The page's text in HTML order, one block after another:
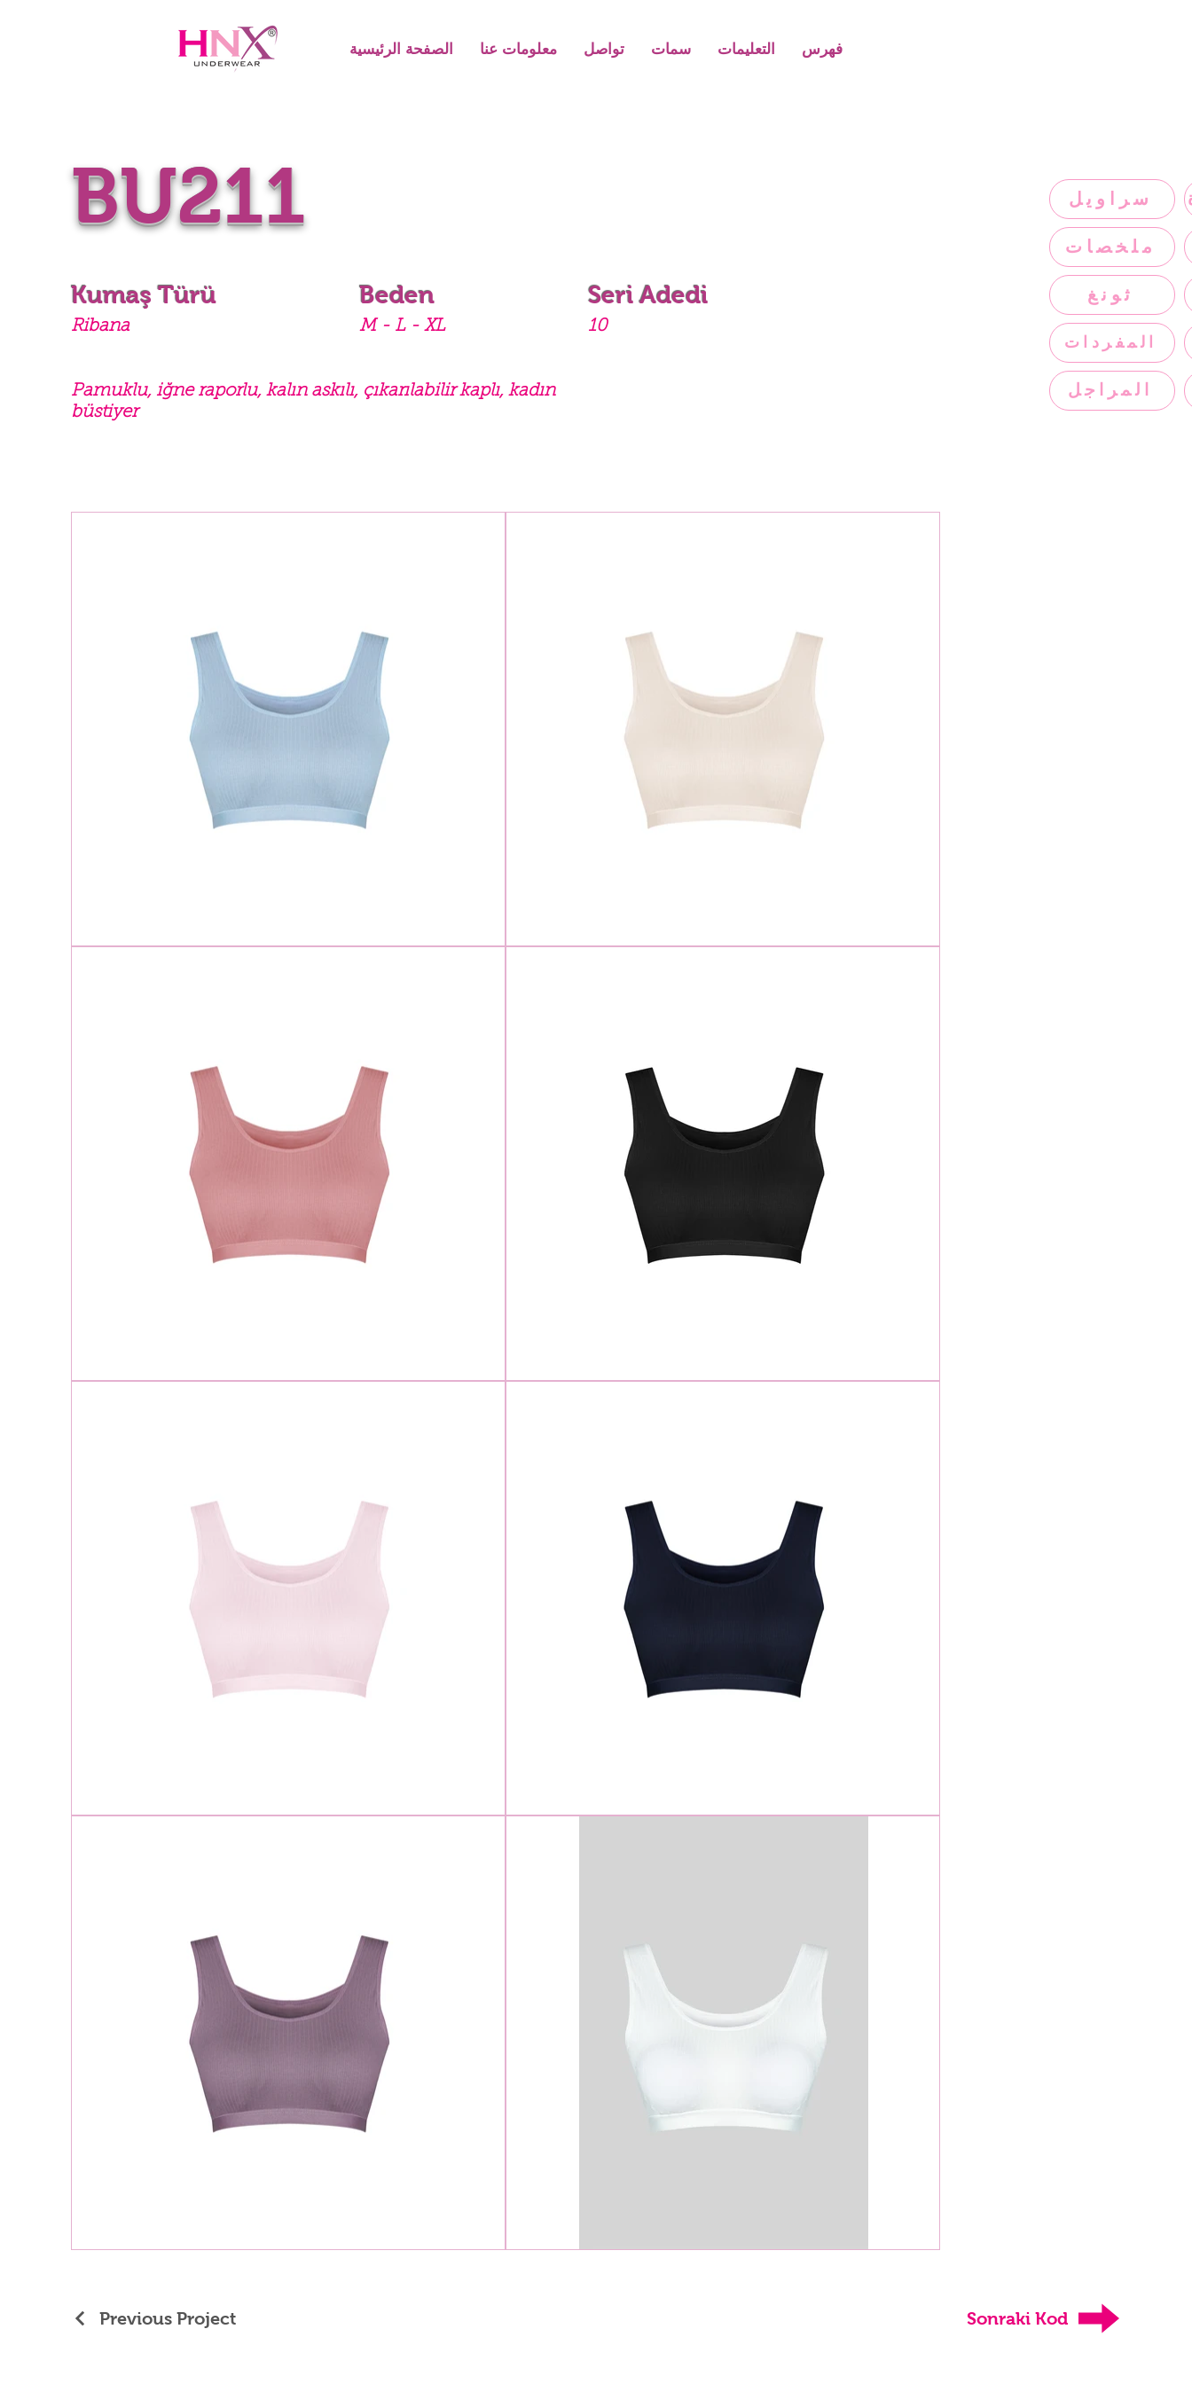
الصفحة الرئيسية معلومات عنا تواصل سمات التعليمات فهرس
BU211
Kumaş Türü
Ribana
Beden
M - L - XL
Seri Adedi
10
Pamuklu, iğne raporlu, kalın askılı, çıkarılabilir kaplı, kadın
büstiyer
Sonraki Kod
Previous Project
ملخصات
سراويل
ثونغ
المفردات
المراجل